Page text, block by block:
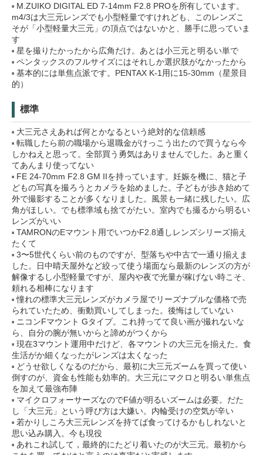
M.ZUIKO DIGITAL ED 7-14mm F2.8 PROを所有しています。
m4/3は大三元レンズでも小型軽量ですけれども、このレンズこ
そが「小型軽量大三元」の頂点ではないかと、勝手に思っていま
す
星を撮りたかったから広角だけ。あとは小三元と明るい単で
ペンタックスのフルサイズにはそれしか選択肢がなかったから
基本的には単焦点派です。PENTAX K-1用に15-30mm（星景目
的）
標準
大三元さえあれば何とかなるという絶対的な信頼感
転職したら前の職場から退職金がけっこう出たので買うなら今
しかねえと思って。全部買う勇気はありませんでした。あと重く
てあんまり使ってない
FE 24-70mm F2.8 GM IIを持っています。妊娠を機に、猫と子
どもの写真を撮ろうとカメラを始めました。子どもが歩き始めて
外で撮影することが多くなりました。風景も一緒に残したい。広
角がほしい。でも標準域も捨てがたい。室内でも撮るから明るい
レンズがいい
TAMRONのEマウント用でいつかF2.8通しレンズシリーズ揃え
たくて
3〜5世代くらい前のものですが、型落ちや中古で一通り揃えま
した。日中晴天屋外など絞って使う場面なら最新のレンズの方が
解像するし小型軽量ですが、屋内や夜で光量が稼げない時こそ、
頼れる相棒になります
憧れの標準大三元レンズがカメラ屋でリーズナブルな価格で売
られていたため、衝動買いしてしまった。後悔はしていない
ニコンFマウント Gタイプ。これ持ってて良い画が撮れないな
ら、自分の腕が無いからと諦めがつくから
現在3マウント運用中だけど、各マウントの大三元を揃えた。食
生活がか細くなったがレンズは太くなった
どうせ欲しくなるのだから、最初に大三元ズームを買って使い
倒すのが、資金も性能も効率的。大三元にマクロと明るい単焦点
を加えて最強布陣
マイクロフォーサーズなのでF値が明るいズームは必要。だた
し「大三元」という呼び方は大嫌い。内輪受けの空気が辛い
若かりしころ大三元レンズを持てば食ってけるかもしれないと
思い込み購入。今も現役
あれこれ試して，最終的にたどり着いたのが大三元。最初から